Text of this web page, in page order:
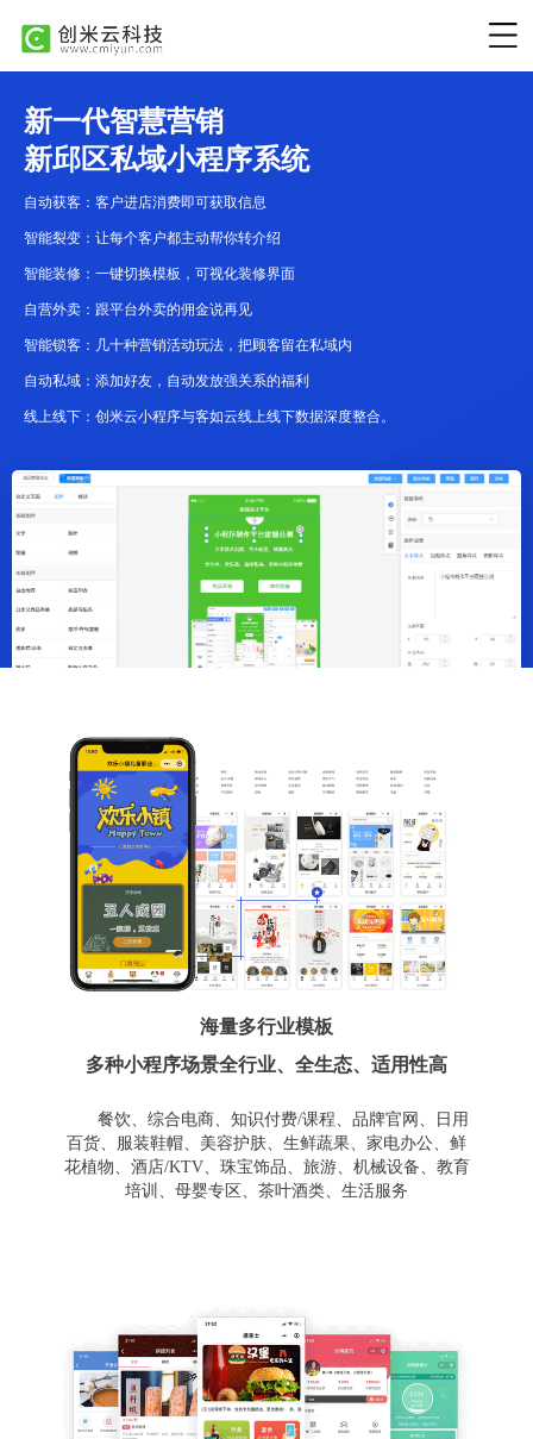
新一代智慧营销
新邱区私域小程序系统
自动获客：客户进店消费即可获取信息
智能裂变：让每个客户都主动帮你转介绍
智能装修：一键切换模板，可视化装修界面
自营外卖：跟平台外卖的佣金说再见
智能锁客：几十种营销活动玩法，把顾客留在私域内
自动私域：添加好友，自动发放强关系的福利
线上线下：创米云小程序与客如云线上线下数据深度整合。
海量多行业模板
多种小程序场景全行业、全生态、适用性高
餐饮、综合电商、知识付费/课程、品牌官网、日用
百货、服装鞋帽、美容护肤、生鲜蔬果、家电办公、鲜
花植物、酒店/KTV、珠宝饰品、旅游、机械设备、教育
培训、母婴专区、茶叶酒类、生活服务